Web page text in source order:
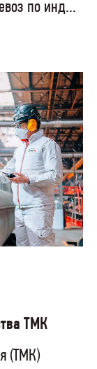
по инд...
ТМК
(ТМК)